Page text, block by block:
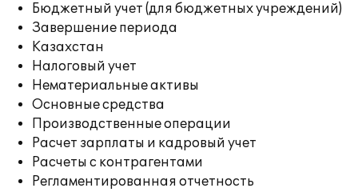
Бюджетный учет (для бюджетных учреждений)
Завершение периода
Казахстан
Налоговый учет
Нематериальные активы
Основные средства
Производственные операции
Расчет зарплаты и кадровый учет
Расчеты с контрагентами
Регламентированная отчетность